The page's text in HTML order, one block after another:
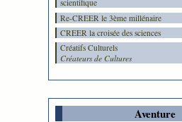
scientifique
Re-CREER le 3ème millénaire
CREER la croisée des sciences
Créatifs Culturels
Créateurs de Cultures
Aventure